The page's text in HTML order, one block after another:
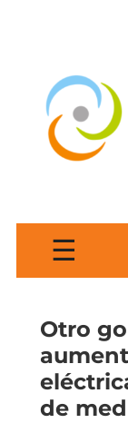
☰
Otro
de